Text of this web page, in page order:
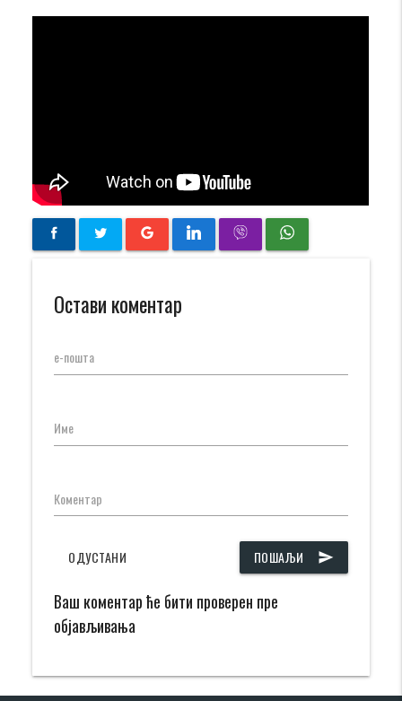
Остави коментар
е-пошта
Име
Коментар
ПОШАЉИ send
ОДУСТАНИ
Ваш коментар ће бити проверен пре
објављивања